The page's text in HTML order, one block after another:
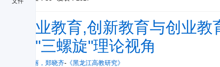
专业教育,创新教育与创业
于"三螺旋"理论视角
张绍丽 ， 郑晓齐- 《黑龙江高教研究》